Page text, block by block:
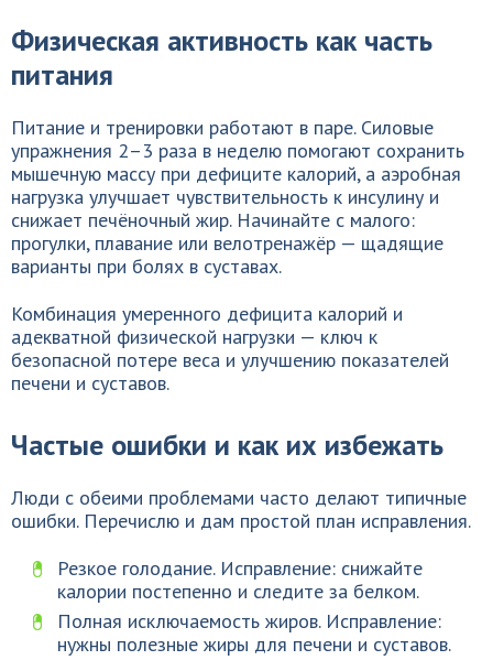
Физическая активность как часть
питания
Питание и тренировки работают в паре. Силовые
упражнения 2–3 раза в неделю помогают сохранить
мышечную массу при дефиците калорий, а аэробная
нагрузка улучшает чувствительность к инсулину и
снижает печёночный жир. Начинайте с малого:
прогулки, плавание или велотренажёр — щадящие
варианты при болях в суставах.
Комбинация умеренного дефицита калорий и
адекватной физической нагрузки — ключ к
безопасной потере веса и улучшению показателей
печени и суставов.
Частые ошибки и как их избежать
Люди с обеими проблемами часто делают типичные
ошибки. Перечислю и дам простой план исправления.
Резкое голодание. Исправление: снижайте
калории постепенно и следите за белком.
Полная исключаемость жиров. Исправление:
нужны полезные жиры для печени и суставов.